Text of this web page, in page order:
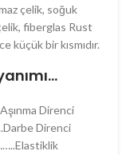
çelik, soğuk
fiberglas Rust
küçük bir kısmıdır.
Direnci
Direnci